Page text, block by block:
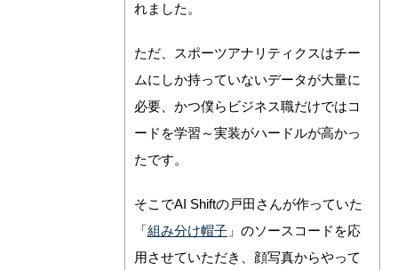
れました。
ただ、スポーツアナリティクスはチー
ムにしか持っていないデータが大量に
必要、かつ僕らビジネス職だけではコ
ードを学習～実装がハードルが高かっ
たです。
そこでAI Shiftの戸田さんが作っていた
「組み分け帽子 」のソースコードを応
用させていただき、顔写真からやって